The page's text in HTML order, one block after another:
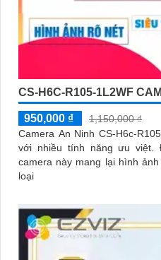
CS-H6C-R105-1L2WF
950,000 ₫
1,150,000 ₫
Camera An Ninh CS-H6c-
với nhiều tính năng ưu việt. Được trang bị Progressive Scan CMOS,
camera này mang lại hình
loại